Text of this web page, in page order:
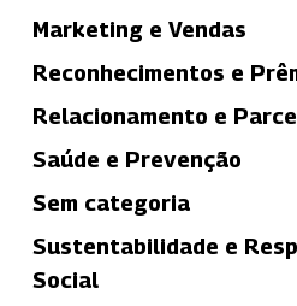
Marketing e Vendas
Reconhecimentos e
Relacionamento e
Saúde e Prevenção
Sem categoria
Sustentabilidade e
Social